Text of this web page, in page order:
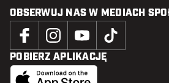
OBSERWUJ NAS W MEDIACH
POBIERZ APLIKACJĘ